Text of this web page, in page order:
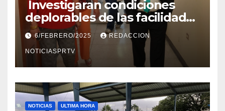
Investigaran condiciones
deplorables de las facilidades
el Departamento de la Salud
en Mayagüez
6/FEBRERO/2025 REDACCION
NOTICIASPRTV
NOTICIAS ULTIMA HORA